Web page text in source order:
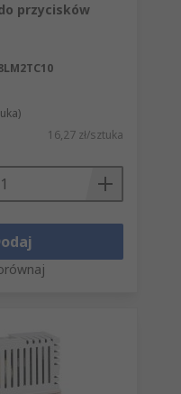
przycisków
16,27 zł/sztuka